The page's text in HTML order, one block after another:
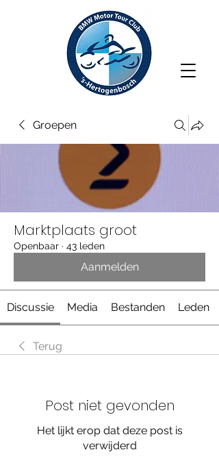
Groepen
Marktplaats groot
Openbaar · 43 leden
Aanmelden
Discussie Media Bestanden Leden
Terug
Post niet gevonden
Het lijkt erop dat deze post is
verwijderd